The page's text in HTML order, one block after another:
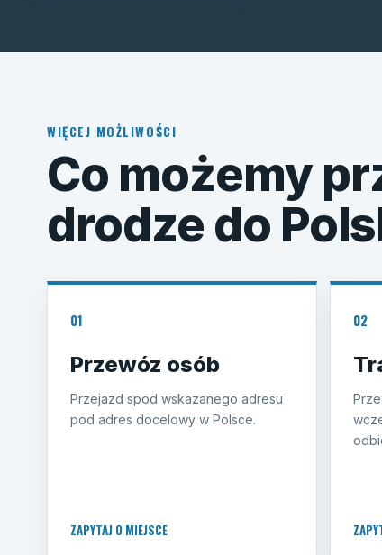
WIĘCEJ MOŻLIWOŚCI
Co możemy
drodze do
01
Przewóz osób
Przejazd spod wskazanego adresu
pod adres docelowy w Polsce.
ZAPYTAJ O MIEJSCE
02